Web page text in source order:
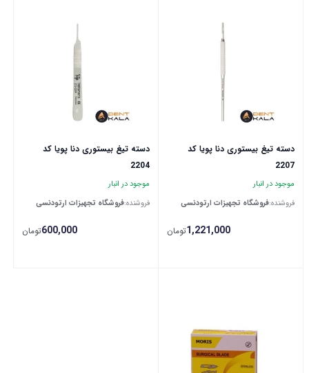
دسته تیغ بیستوری دنا پویا کد
2207
موجود در انبار
فروشنده:فروشگاه تجهیزات ارتودنسی
1,221,000تومان
دسته تیغ بیستوری دنا پویا کد
2204
موجود در انبار
فروشنده:فروشگاه تجهیزات ارتودنسی
600,000تومان